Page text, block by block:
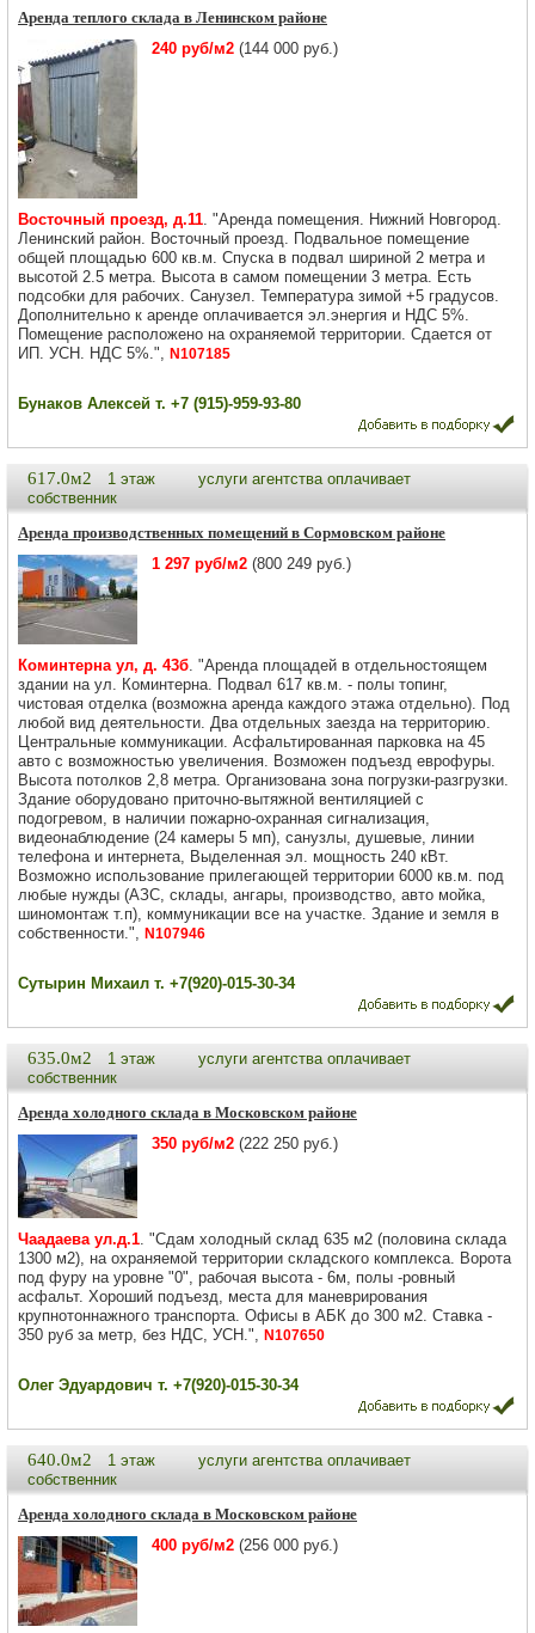
Аренда теплого склада в Ленинском районе
240 руб/м2 (144 000 руб.)
Восточный проезд, д.11. "Аренда помещения. Нижний Новгород.
Ленинский район. Восточный проезд. Подвальное помещение
общей площадью 600 кв.м. Спуска в подвал шириной 2 метра и
высотой 2.5 метра. Высота в самом помещении 3 метра. Есть
подсобки для рабочих. Санузел. Температура зимой +5 градусов.
Дополнительно к аренде оплачивается эл.энергия и НДС 5%.
Помещение расположено на охраняемой территории. Сдается от
ИП. УСН. НДС 5%.", N107185
Бунаков Алексей т. +7 (915)-959-93-80
617.0м2 1 этаж
услуги агентства оплачивает
собственник
Аренда производственных помещений в Сормовском районе
1 297 руб/м2 (800 249 руб.)
Коминтерна ул, д. 43б. "Аренда площадей в отдельностоящем
здании на ул. Коминтерна. Подвал 617 кв.м. - полы топинг,
чистовая отделка (возможна аренда каждого этажа отдельно). Под
любой вид деятельности. Два отдельных заезда на территорию.
Центральные коммуникации. Асфальтированная парковка на 45
авто с возможностью увеличения. Возможен подъезд еврофуры.
Высота потолков 2,8 метра. Организована зона погрузки-разгрузки.
Здание оборудовано приточно-вытяжной вентиляцией с
подогревом, в наличии пожарно-охранная сигнализация,
видеонаблюдение (24 камеры 5 мп), санузлы, душевые, линии
телефона и интернета, Выделенная эл. мощность 240 кВт.
Возможно использование прилегающей территории 6000 кв.м. под
любые нужды (АЗС, склады, ангары, производство, авто мойка,
шиномонтаж т.п), коммуникации все на участке. Здание и земля в
собственности.", N107946
Сутырин Михаил т. +7(920)-015-30-34
635.0м2 1 этаж
услуги агентства оплачивает
собственник
Аренда холодного склада в Московском районе
350 руб/м2 (222 250 руб.)
Чаадаева ул.д.1. "Сдам холодный склад 635 м2 (половина склада
1300 м2), на охраняемой территории складского комплекса. Ворота
под фуру на уровне "0", рабочая высота - 6м, полы -ровный
асфальт. Хороший подъезд, места для маневрирования
крупнотоннажного транспорта. Офисы в АБК до 300 м2. Ставка -
350 руб за метр, без НДС, УСН.", N107650
Олег Эдуардович т. +7(920)-015-30-34
640.0м2 1 этаж
услуги агентства оплачивает
собственник
Аренда холодного склада в Московском районе
400 руб/м2 (256 000 руб.)